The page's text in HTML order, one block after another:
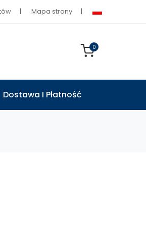
Mapa strony
0
Dostawa I Płatność